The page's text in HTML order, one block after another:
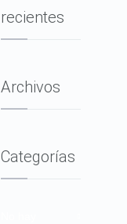
recientes
Archivos
Categorías